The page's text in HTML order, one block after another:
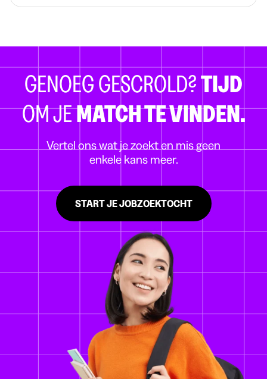
GENOEG GESCROLD?TIJD
OM JEMATCH TE VINDEN.
Vertel ons wat je zoekt en mis geen
enkele kans meer.
START JE JOBZOEKTOCHT